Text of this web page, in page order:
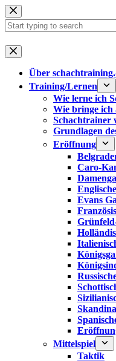
Zum
Inhalt
springen
Keine
Ergebnisse
Über
Training/Lernen
Wie lerne ich
Wie bringe ich
Schachtrainer
Grundlagen
Eröffnung
Caro-
Evans
Mittelspiel
Taktik